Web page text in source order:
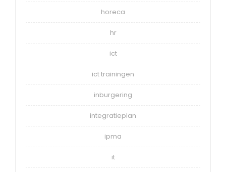
horeca
hr
ict
ict trainingen
inburgering
integratieplan
ipma
it